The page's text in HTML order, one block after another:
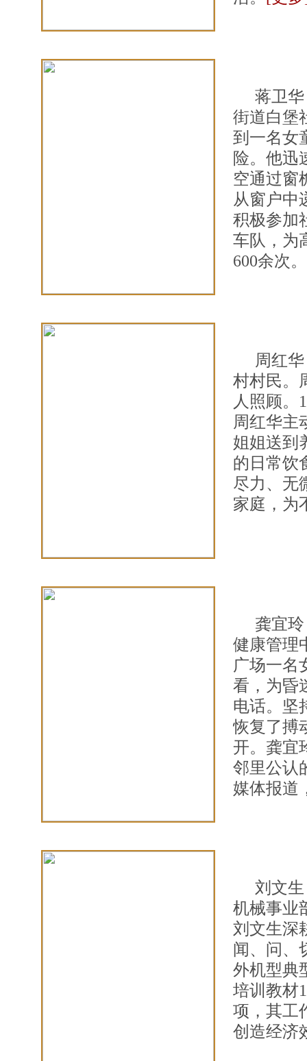
蒋卫
街道白堡
到一名女
险。他迅
空通过窗
从窗户中
积极参加
车队，为
600余次。
周红
村村民。
人照顾。
周红华主
姐姐送到
的日常饮
尽力、无
家庭，为
龚宜
健康管理
广场一名
看，为昏
电话。坚
恢复了搏
开。龚宜
邻里公认
媒体报道
刘文
机械事业
刘文生深
闻、问、
外机型典
培训教材
项，其工
创造经济